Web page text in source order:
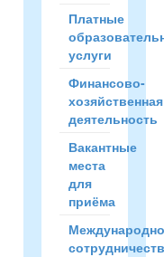
Платные
услуги
Финансово-
хозяйственная
деятельность
Вакантные
места
для
приёма